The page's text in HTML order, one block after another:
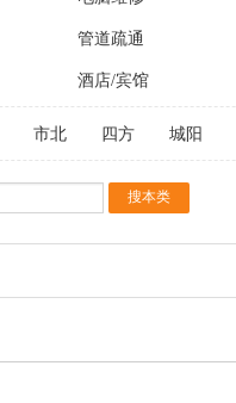
管道疏通
酒店/宾馆
市北 四方 城阳